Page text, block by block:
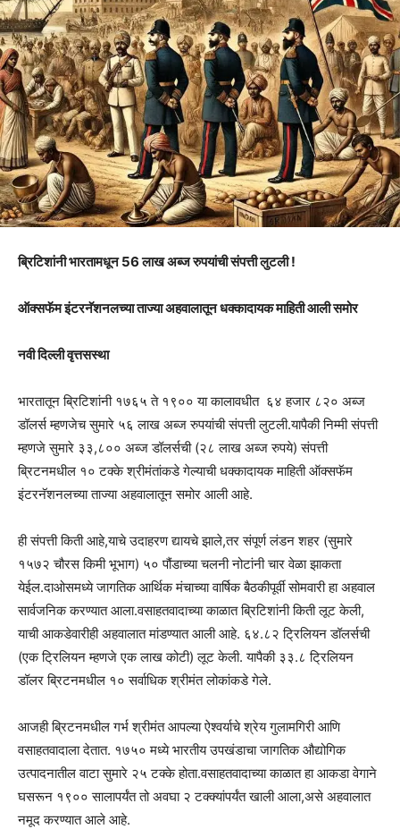
ब्रिटिशांनी भारतामधून 56 लाख अब्ज रुपयांची संपत्ती लुटली !
ऑक्सफॅम इंटरनॅशनलच्या ताज्या अहवालातून धक्कादायक माहिती आली समोर
नवी दिल्ली वृत्तसस्था
भारतातून ब्रिटिशांनी १७६५ ते १९०० या कालावधीत ६४ हजार ८२० अब्ज
डॉलर्स म्हणजेच सुमारे ५६ लाख अब्ज रुपयांची संपत्ती लुटली.यापैकी निम्मी संपत्ती
म्हणजे सुमारे ३३,८०० अब्ज डॉलर्सची (२८ लाख अब्ज रुपये) संपत्ती
ब्रिटनमधील १० टक्के श्रीमंतांकडे गेल्याची धक्कादायक माहिती ऑक्सफॅम
इंटरनॅशनलच्या ताज्या अहवालातून समोर आली आहे.
ही संपत्ती किती आहे,याचे उदाहरण द्यायचे झाले,तर संपूर्ण लंडन शहर (सुमारे
१५७२ चौरस किमी भूभाग) ५० पौंडाच्या चलनी नोटांनी चार वेळा झाकता
येईल.दाओसमध्ये जागतिक आर्थिक मंचाच्या वार्षिक बैठकीपूर्वी सोमवारी हा अहवाल
सार्वजनिक करण्यात आला.वसाहतवादाच्या काळात ब्रिटिशांनी किती लूट केली,
याची आकडेवारीही अहवालात मांडण्यात आली आहे. ६४.८२ ट्रिलियन डॉलर्सची
(एक ट्रिलियन म्हणजे एक लाख कोटी) लूट केली. यापैकी ३३.८ ट्रिलियन
डॉलर ब्रिटनमधील १० सर्वाधिक श्रीमंत लोकांकडे गेले.
आजही ब्रिटनमधील गर्भ श्रीमंत आपल्या ऐश्वर्याचे श्रेय गुलामगिरी आणि
वसाहतवादाला देतात. १७५० मध्ये भारतीय उपखंडाचा जागतिक औद्योगिक
उत्पादनातील वाटा सुमारे २५ टक्के होता.वसाहतवादाच्या काळात हा आकडा वेगाने
घसरून १९०० सालापर्यंत तो अवघा २ टक्क्यांपर्यंत खाली आला,असे अहवालात
नमूद करण्यात आले आहे.